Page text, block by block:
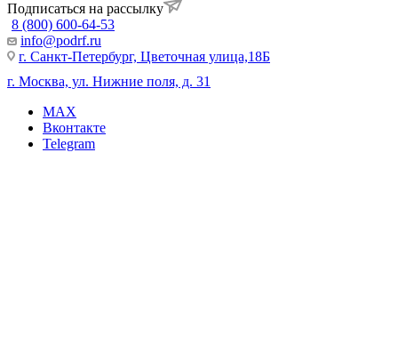
Подписаться на рассылку
8 (800) 600-64-53
info@podrf.ru
г. Санкт-Петербург, Цветочная улица,18Б
г. Москва, ул. Нижние поля, д. 31
MAX
Вконтакте
Telegram